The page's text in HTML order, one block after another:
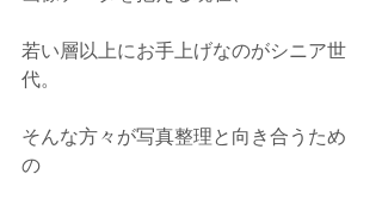
若い層以上にお手上げなのがシニア世
代。
そんな方々が写真整理と向き合うため
の